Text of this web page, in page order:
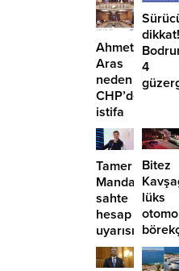
Ahmet
Aras
neden
CHP’den
istifa
etmiyor?
dikkat!
4
Tamer
sahte
hesap
uyarısı
Bitez
lüks
girdi:
2